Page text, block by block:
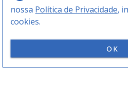
nossa Política de Privacidade,
cookies.
OK